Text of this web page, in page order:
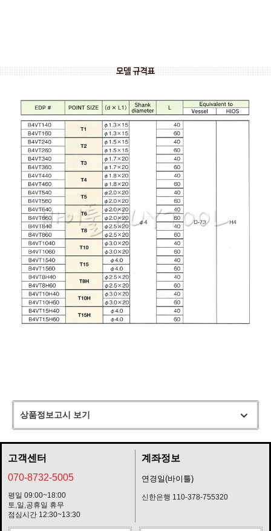
상품정보고시 보기
고객센터
070-8732-5005
평일 09:00~18:00
토,일,공휴일 휴무
점심시간 12:30~13:30
계좌정보
연경일(바이툴)
신한은행 110-378-755320